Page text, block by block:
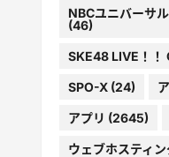
NBCユニバーサ
(46)
SKE48 LIVE！！
SPO-X(24)
アプリ (2645)
ウェブホスティン